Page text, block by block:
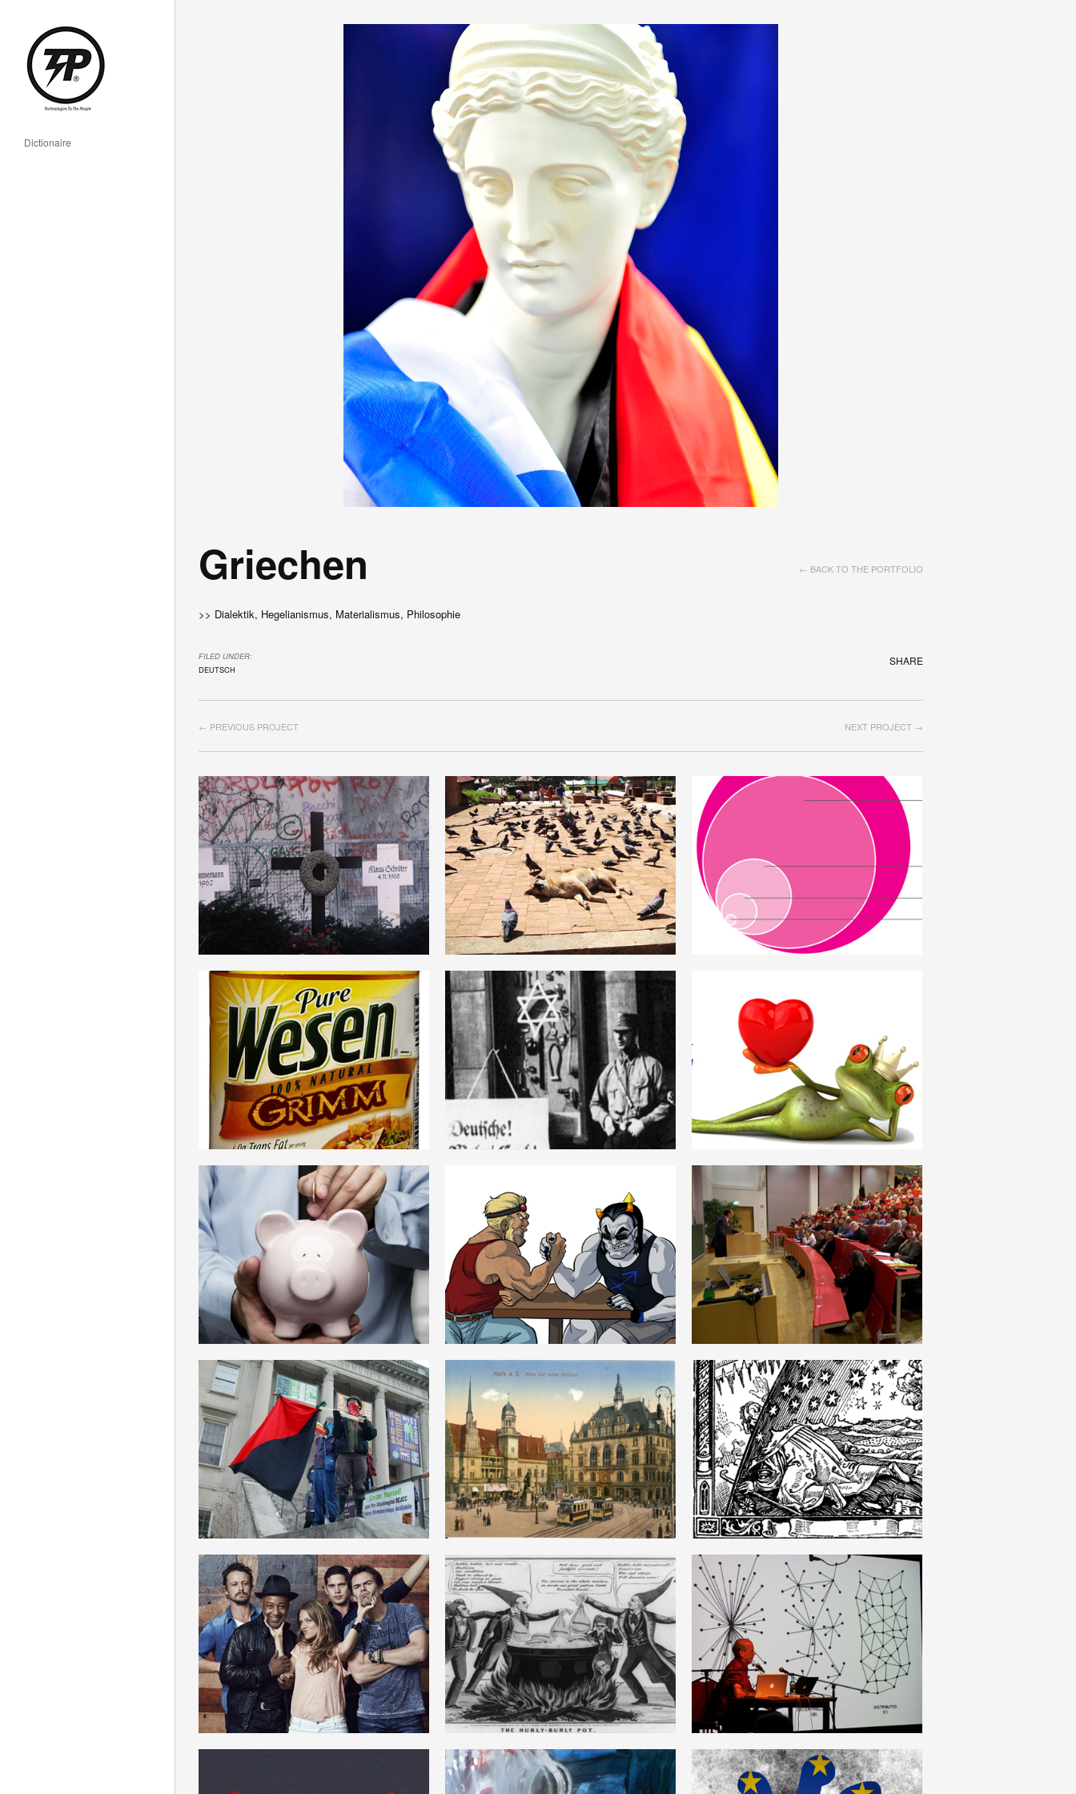
Dictionaire
Griechen ← BACK TO THE PORTFOLIO
>> Dialektik, Hegelianismus, Materialismus, Philosophie
SHARE
FILED UNDER:
DEUTSCH
NEXT PROJECT →
← PREVIOUS PROJECT
ARBEITSKRAFT
DEUTSCH
GEMEINWESEN
DEUTSCH
KONJUNKTUR_KONSTELLATION
WESEN
DEUTSCH
ANTISEMITISMUS
DEUTSCH
LIEBE
DEUTSCH
WIRTSCHAFTSPLANUNG
DEUTSCH
MACHISMUS
DEUTSCH
ÜBERFLUSS_KNAPPHEIT
DEUTSCH
ANARCHOSYNDIKALISMUS
DEUTSCH
ALTES_NEUES
DEUTSCH
DUALISMUS_MONISMUS
DEUTSCH
REVOLUTION
DEUTSCH
FOURIERISMUS
DEUTSCH
REPRODUKTION DER
GESELLSCHAFTLICHEN
VERHÄLTNISSE
DEUTSCH